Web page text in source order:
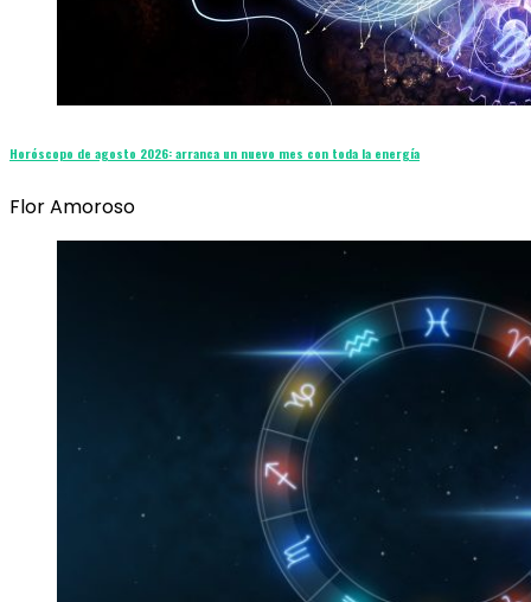
Horóscopo de agosto 2026: arranca un nuevo mes con toda la energía
Flor Amoroso